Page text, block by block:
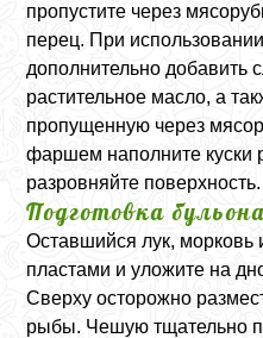
пропустите через
перец. При
дополнительно добавить
растительное масло, а
пропущенную через
фаршем наполните куски
разровняйте поверхность.
Подготовка
Оставшийся лук, морковь
пластами и уложите на
Сверху осторожно
рыбы. Чешую тщательно